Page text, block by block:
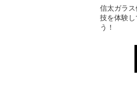
信太ガラ
技を体験し
う！